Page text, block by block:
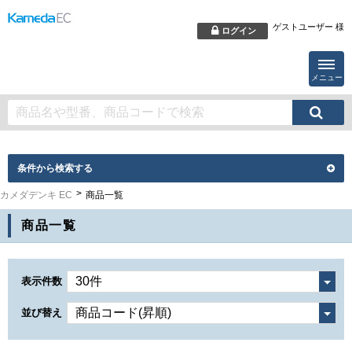
ログイン ゲストユーザー 様
メニュー
条件から検索する
カメダデンキ EC 商品一覧
商品一覧
表示件数
並び替え